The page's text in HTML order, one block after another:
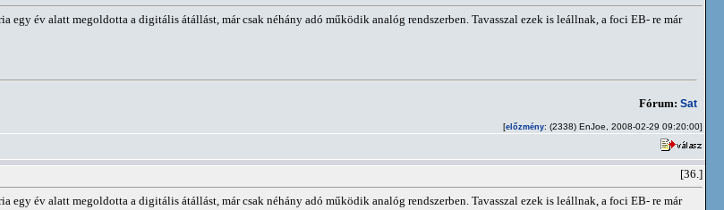
egy év alatt megoldotta a digitális átállást, már csak néhány adó működik analóg rendszerben. Tavasszal ezek is leállnak, a foci EB- re már
Fórum: Sat
[előzmény: (2338) EnJoe, 2008-02-29 09:20:00]
[36.]
egy év alatt megoldotta a digitális átállást, már csak néhány adó működik analóg rendszerben. Tavasszal ezek is leállnak, a foci EB- re már